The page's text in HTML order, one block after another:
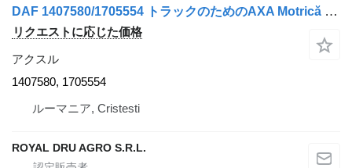
DAF 1407580/1705554 トラックのためのAXA Motrică Stânga 1407580, 1705554 アクスル
リクエストに応じた価格
アクスル
1407580, 1705554
ルーマニア, Cristesti
ROYAL DRU AGRO S.R.L.